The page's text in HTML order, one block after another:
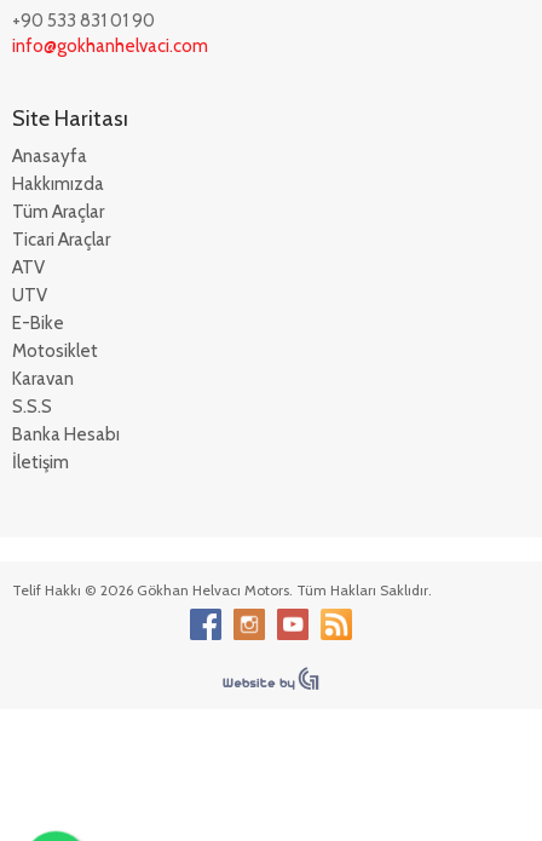
+90 533 831 01 90
info@gokhanhelvaci.com
Site Haritası
Anasayfa
Hakkımızda
Tüm Araçlar
Ticari Araçlar
ATV
UTV
E-Bike
Motosiklet
Karavan
S.S.S
Banka Hesabı
İletişim
Telif Hakkı © 2026 Gökhan Helvacı Motors. Tüm Hakları Saklıdır.